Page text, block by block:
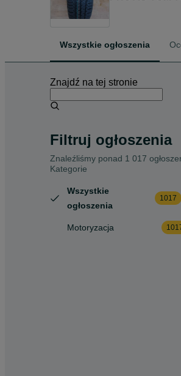
Wszystkie ogłoszenia
Znajdź na tej stronie
Filtruj ogłoszenia
Znaleźliśmy ponad 1 017
Kategorie
Wszystkie
ogłoszenia
1017
Motoryzacja